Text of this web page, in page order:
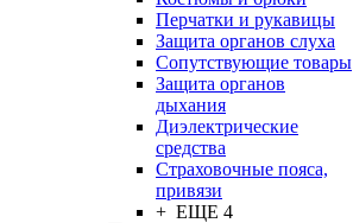
Перчатки и рукавицы
Защита органов слуха
Сопутствующие товары
Защита органов
дыхания
Диэлектрические
средства
Страховочные пояса,
привязи
+ ЕЩЕ 4